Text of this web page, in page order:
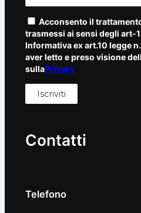
Acconsento il
trasmessi ai sensi degli art-
Informativa ex art.10 legge
aver letto e preso visione
sullaPrivacy
Contatti
Telefono